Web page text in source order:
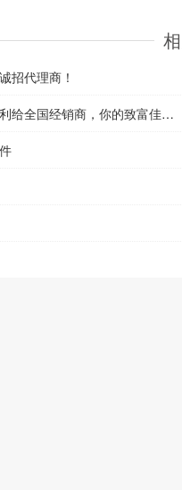
招代理商！
全国经销商，你的致富佳选！